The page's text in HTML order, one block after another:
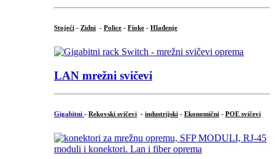
Stojeći - Zidni - Police - Fioke - Hlađenje
LAN mrežni svičevi
Gigabitni - Rekovski svičevi - industrijski - Ekonomični - POE svičevi